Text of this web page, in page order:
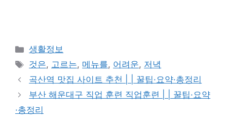
카
테
리
생활정보
태
그
것은, 고르는, 메뉴를, 어려운, 저녁
곡산역 맛집 사이트 추천 | | 꿀팁·요약·총정리
부산 해운대구 직업 훈련 직업훈련 | | 꿀팁·요약
·총정리